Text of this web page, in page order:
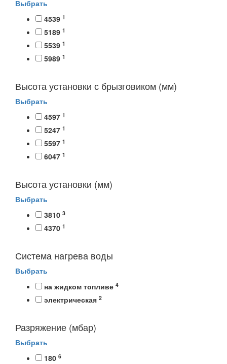
Выбрать
4539 1
5189 1
5539 1
5989 1
Высота установки с брызговиком (мм)
Выбрать
4597 1
5247 1
5597 1
6047 1
Высота установки (мм)
Выбрать
3810 3
4370 1
Система нагрева воды
Выбрать
на жидком топливе 4
электрическая 2
Разряжение (мбар)
Выбрать
180 6